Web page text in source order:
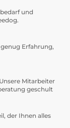
und
Erfahrung,
Mitarbeiter
geschult
der Ihnen alles